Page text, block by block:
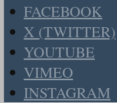
FACEBOOK
X (TWITTER)
YOUTUBE
VIMEO
INSTAGRAM